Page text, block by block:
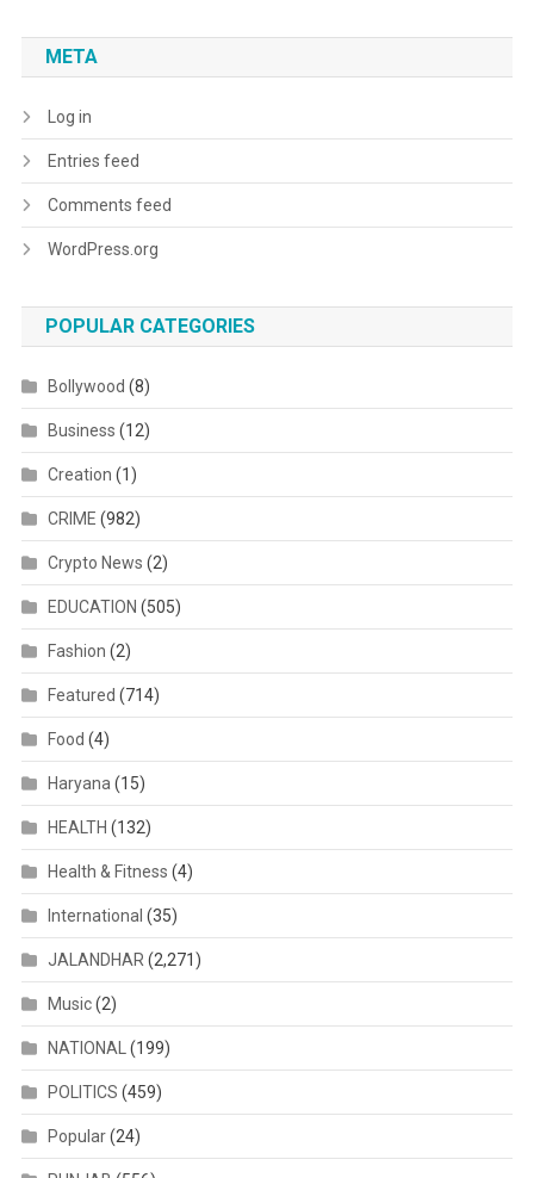
META
Log in
Entries feed
Comments feed
WordPress.org
POPULAR CATEGORIES
Bollywood (8)
Business (12)
Creation (1)
CRIME (982)
Crypto News (2)
EDUCATION (505)
Fashion (2)
Featured (714)
Food (4)
Haryana(15)
HEALTH (132)
Health & Fitness (4)
International (35)
JALANDHAR(2,271)
Music(2)
NATIONAL(199)
POLITICS (459)
Popular(24)